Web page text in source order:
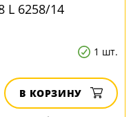
L 6258/14
1 шт.
В КОРЗИНУ